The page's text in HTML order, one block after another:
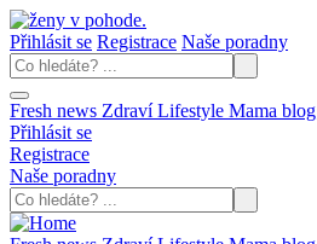
Přihlásit se Registrace Naše poradny
Fresh news ZdravíLifestyle Mama blog
Přihlásit se
Registrace
Naše poradny